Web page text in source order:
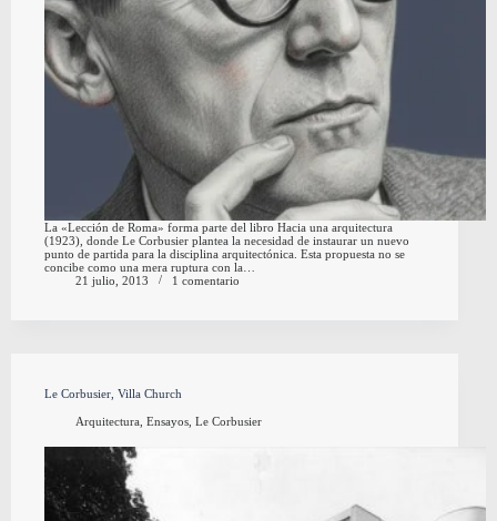
La «Lección de Roma» forma parte del libro Hacia una arquitectura
(1923), donde Le Corbusier plantea la necesidad de instaurar un nuevo
punto de partida para la disciplina arquitectónica. Esta propuesta no se
concibe como una mera ruptura con la…
21 julio, 2013
1 comentario
Le Corbusier, Villa Church
Arquitectura, Ensayos, Le Corbusier